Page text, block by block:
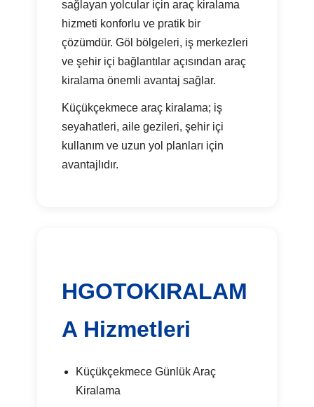
sağlayan yolcular için araç kiralama
hizmeti konforlu ve pratik bir
çözümdür. Göl bölgeleri, iş merkezleri
ve şehir içi bağlantılar açısından araç
kiralama önemli avantaj sağlar.
Küçükçekmece araç kiralama; iş
seyahatleri, aile gezileri, şehir içi
kullanım ve uzun yol planları için
avantajlıdır.
HGOTOKIRALAM
A Hizmetleri
Küçükçekmece Günlük Araç
Kiralama